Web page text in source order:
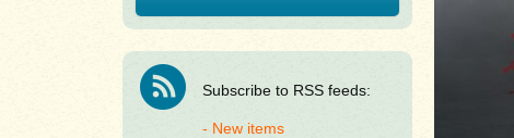
Subscribe to RSS feeds:
New items